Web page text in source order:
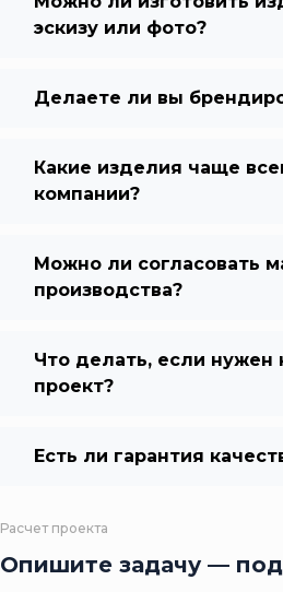
эскизу или фото?
Делаете ли вы
Какие изделия чаще
компании?
Можно ли согласовать
производства?
Что делать, если нужен
проект?
Есть ли гарантия
Расчет проекта
Опишите задачу —